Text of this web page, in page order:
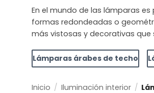
En el mundo de las lámparas
formas redondeadas o
más vistosas y decorativas que
Lámparas árabes de techo
Inicio / Iluminación interior /